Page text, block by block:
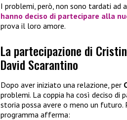
I problemi, però, non sono tardati ad
hanno deciso di partecipare alla
prova il loro amore.
La partecipazione di
David Scarantino
Dopo aver iniziato una relazione, per
problemi. La coppia ha così deciso di
storia possa avere o meno un futuro.
programma afferma: